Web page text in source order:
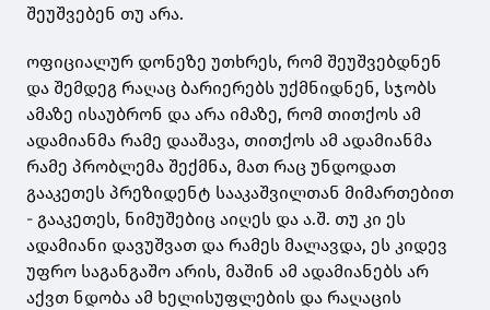
შეუშვებენ თუ არა.
ოფიციალურ დონეზე უთხრეს, რომ შეუშვებდნენ
და შემდეგ რაღაც ბარიერებს უქმნიდნენ, სჯობს
ამაზე ისაუბრონ და არა იმაზე, რომ თითქოს ამ
ადამიანმა რამე დააშავა, თითქოს ამ ადამიანმა
რამე პრობლემა შექმნა, მათ რაც უნდოდათ
გააკეთეს პრეზიდენტ სააკაშვილთან მიმართებით
- გააკეთეს, ნიმუშებიც აიღეს და ა.შ. თუ კი ეს
ადამიანი დავუშვათ და რამეს მალავდა, ეს კიდევ
უფრო საგანგაშო არის, მაშინ ამ ადამიანებს არ
აქვთ ნდობა ამ ხელისუფლების და რაღაცის